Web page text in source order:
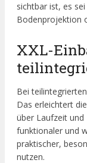
sichtbar ist, es
Bodenprojektion
XXL-
Bei
Das erleichtert
über Laufzeit
funktionaler und
praktischer,
nutzen.